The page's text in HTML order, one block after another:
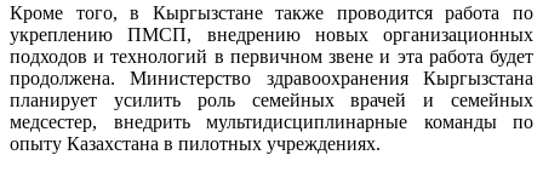
Кроме того, в Кыргызстане также проводится работа по
укреплению ПМСП, внедрению новых организационных
подходов и технологий в первичном звене и эта работа будет
продолжена. Министерство здравоохранения Кыргызстана
планирует усилить роль семейных врачей и семейных
медсестер, внедрить мультидисциплинарные команды по
опыту Казахстана в пилотных учреждениях.